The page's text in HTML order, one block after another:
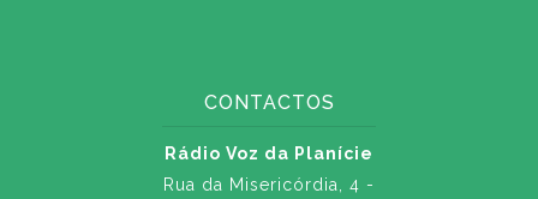
CONTACTOS
Rádio Voz da Planície
Rua da Misericórdia, 4 -